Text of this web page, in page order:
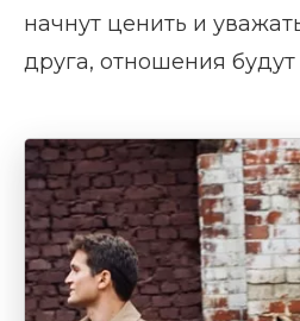
начнут ценить и
друга, отношения будут